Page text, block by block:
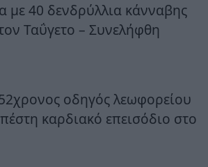
με 40 δενδρύλλια κάνναβης
Ταΰγετο – Συνελήφθη
οδηγός λεωφορείου
καρδιακό επεισόδιο στο